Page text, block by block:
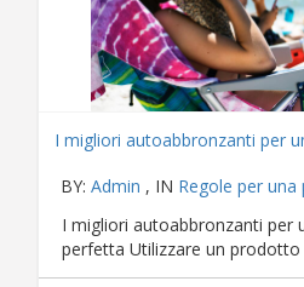
I migliori autoabbronzanti per
BY: Admin , IN Regole per
I migliori autoabbronzanti per
perfetta Utilizzare un prodotto